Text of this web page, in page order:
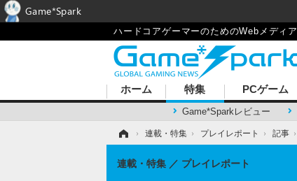
ハードコアゲーマーのためのWebメディア
ホーム 特集
Game*Sparkレビュー
PCゲーム
› 連載・特集 › プレイレポート › 記事 ›
連載・特集 プレイレポート
Game*Spark